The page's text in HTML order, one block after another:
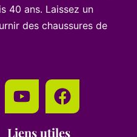
40 ans. Laissez un
des chaussures de
Liens utiles